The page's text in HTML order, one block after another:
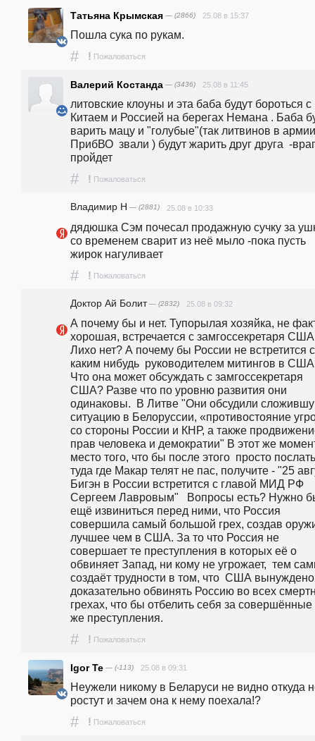
Татьяна Крымская — (2866) 25.08 в 15:37
Пошла сука по рукам.
# ! Пожаловаться
Валерий Костанда — (3436) 25.08 в 11:45
литовские клоуны и эта баба будут бороться с
Китаем и Россией на берегах Немана . Баба
варить мацу и "голубые"(так литвинов в армии
ПрибВО  звали ) будут жарить друг друга  -
пройдет
# ! Пожаловаться
Владимир Н — (2881) 25.08 в 10:33
дядюшка Сэм почесал продажную сучку за
со временем сварит из неё мыло -пока пусть
жирок нагуливает
# ! Пожаловаться
Доктор Ай Болит— (2832) 25.08 в 09:32
А почему бы и нет. Тупорылая хозяйка, не
хорошая, встречается с замгоссекретаря
Лихо нет? А почему бы России не встретится с
каким нибудь  руководителем митингов в
Что она может обсуждать с замгоссекретаря
США? Разве что по уровню развития они
одинаковы.  В Литве "Они обсудили
ситуацию в Белоруссии, «противостояние
со стороны России и КНР, а также
прав человека и демократии" В этот же
место того, что бы после этого  просто
туда где Макар телят не пас, получите - "25
Бигэн в России встретится с главой МИД РФ
Сергеем Лавровым"   Вопросы есть? Нужно
ещё извиниться перед ними, что Россия
совершила самый большой грех, создав
лучшее чем в США. За то что Россия не
совершает те преступления в которых её о
обвиняет Запад, ни кому не угрожает,  тем
создаёт трудности в том, что  США
доказательно обвинять Россию во всех
грехах, что бы отбелить себя за
же преступления.
# ! Пожаловаться
Igor Te — (-113) 25.08 в 09:31
Неужели никому в Беларуси не видно откуда
ростут и зачем она к нему поехала!?
# ! Пожаловаться